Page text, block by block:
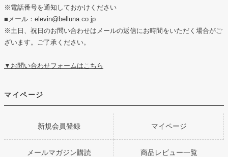
※電話番号を通知しておかけください
■メール：elevin@belluna.co.jp
※土日、祝日のお問い合わせはメールの返信にお時間をいただく場合がご
ざいます。ご了承ください。
▼お問い合わせフォームはこちら
マイページ
新規会員登録 マイページ
メールマガジン購読 商品レビュー一覧